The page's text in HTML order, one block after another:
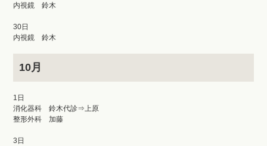
内視鏡 鈴木
30日
内視鏡 鈴木
10月
1日
消化器科 鈴木代診⇒上原
整形外科 加藤
3日